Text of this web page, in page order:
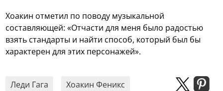
Хоакин отметил по поводу музыкальной
составляющей: «Отчасти для меня было радостью
взять стандарты и найти способ, который был бы
характерен для этих персонажей».
Леди Гага Хоакин Феникс